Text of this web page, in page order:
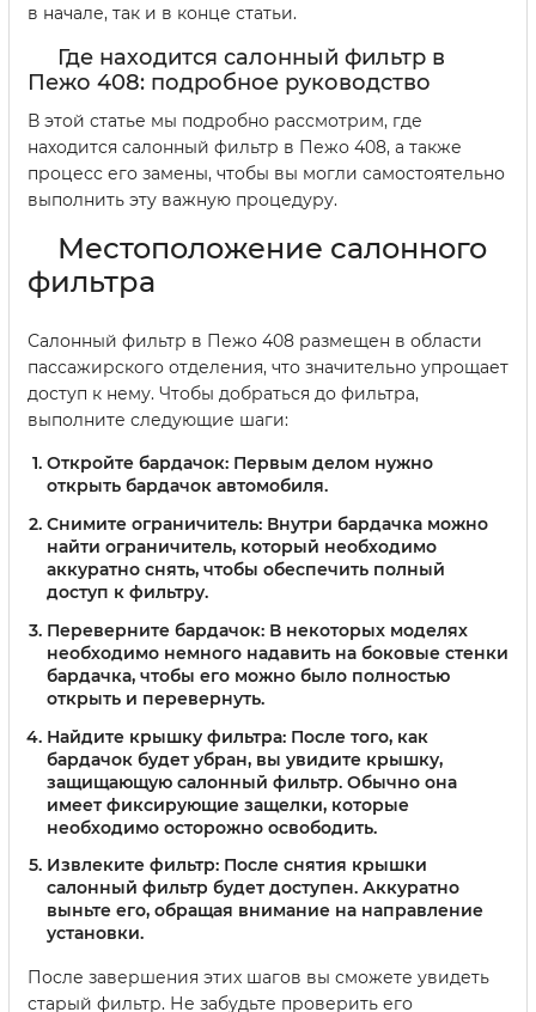
в начале, так и в конце статьи.
Где находится салонный фильтр в
Пежо 408: подробное руководство
В этой статье мы подробно рассмотрим, где
находится салонный фильтр в Пежо 408, а также
процесс его замены, чтобы вы могли самостоятельно
выполнить эту важную процедуру.
Местоположение салонного
фильтра
Салонный фильтр в Пежо 408 размещен в области
пассажирского отделения, что значительно упрощает
доступ к нему. Чтобы добраться до фильтра,
выполните следующие шаги:
Откройте бардачок: Первым делом нужно
открыть бардачок автомобиля.
Снимите ограничитель: Внутри бардачка можно
найти ограничитель, который необходимо
аккуратно снять, чтобы обеспечить полный
доступ к фильтру.
Переверните бардачок: В некоторых моделях
необходимо немного надавить на боковые стенки
бардачка, чтобы его можно было полностью
открыть и перевернуть.
Найдите крышку фильтра: После того, как
бардачок будет убран, вы увидите крышку,
защищающую салонный фильтр. Обычно она
имеет фиксирующие защелки, которые
необходимо осторожно освободить.
Извлеките фильтр: После снятия крышки
салонный фильтр будет доступен. Аккуратно
выньте его, обращая внимание на направление
установки.
После завершения этих шагов вы сможете увидеть
старый фильтр. Не забудьте проверить его